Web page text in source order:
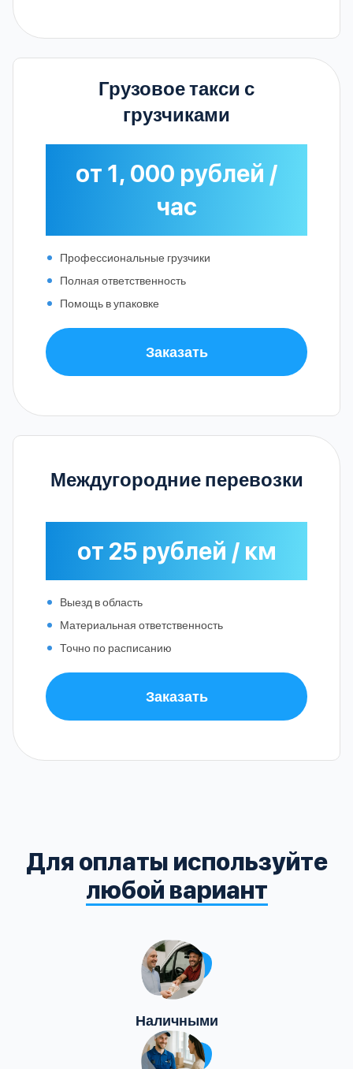
Грузовое такси с
грузчиками
от 1, 000 рублей /
час
Профессиональные грузчики
Полная ответственность
Помощь в упаковке
Заказать
Междугородние перевозки
от 25 рублей / км
Выезд в область
Материальная ответственность
Точно по расписанию
Заказать
Для оплаты используйте
любой вариант
Наличными